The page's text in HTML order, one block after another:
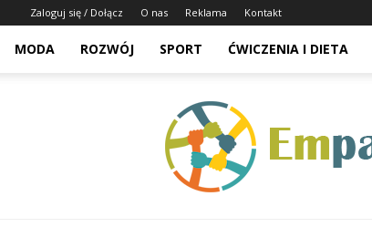
Zaloguj się / Dołącz O nas Reklama Kontakt
MODA ROZWÓJ SPORT ĆWICZENIA I DIETA